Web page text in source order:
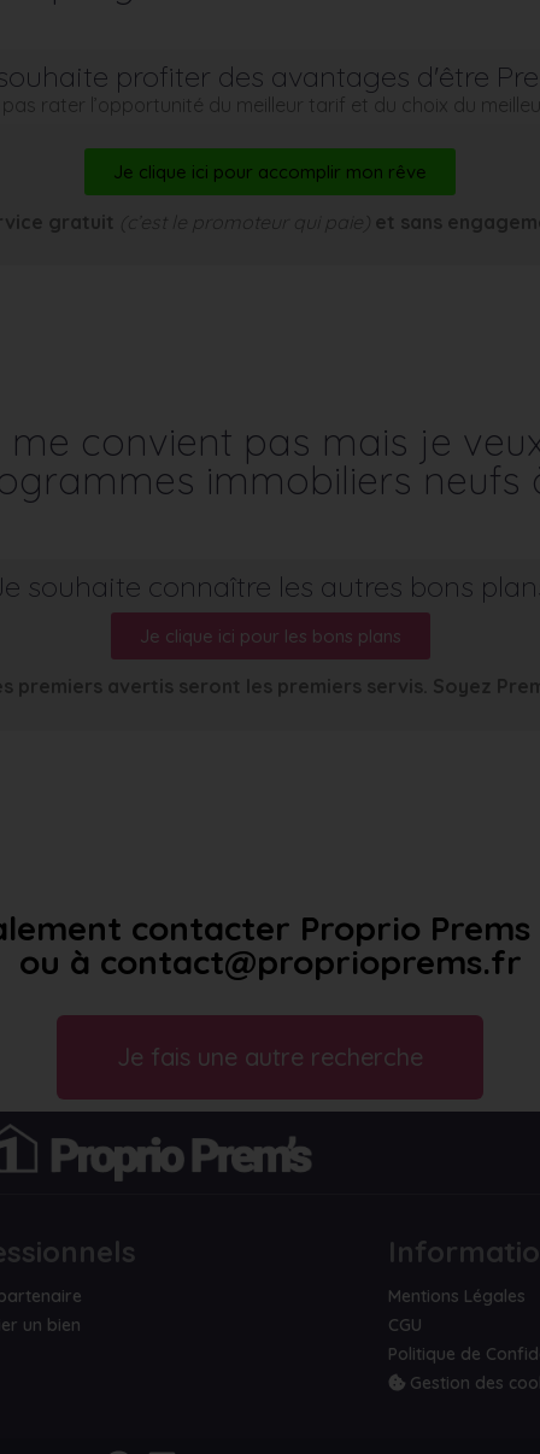
profiter des avantages d'être
pas rater l’opportunité du meilleur tarif et du choix du
Je clique ici pour accomplir mon rêve
gratuit (c’est le promoteur qui paie) et sans
convient pas mais je
immobiliers neufs
souhaite connaître les autres bons
Je clique ici pour les bons plans
premiers avertis seront les premiers servis. Soyez
contacter Proprio Prems
ou à contact@proprioprems.fr
Je fais une autre recherche
un bien
Mentions Légales
CGU
Politique de
Gestion des